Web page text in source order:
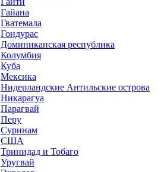
Гайана
Гватемала
Гондурас
Доминиканская республика
Колумбия
Куба
Мексика
Нидерландские Антильские острова
Никарагуа
Парагвай
Перу
Суринам
США
Тринидад и Тобаго
Уругвай